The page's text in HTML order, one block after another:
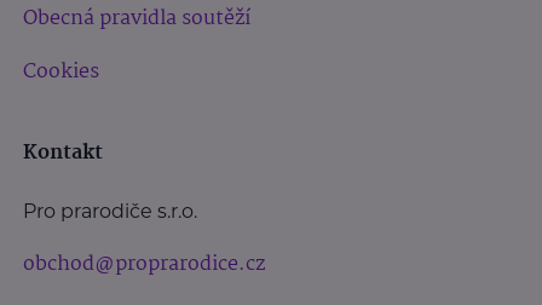
Obecná pravidla soutěží
Cookies
Kontakt
Pro prarodiče s.r.o.
obchod@proprarodice.cz